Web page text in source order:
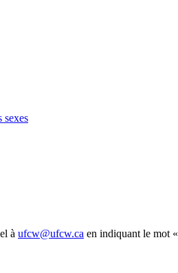
sexes
à ufcw@ufcw.ca en indiquant le mot «